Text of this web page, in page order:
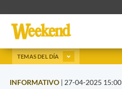
TEMAS DEL DÍA
INFORMATIVO | 27-04-2025 15:00